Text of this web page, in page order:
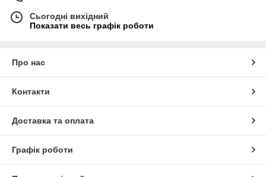
Сьогодні вихідний
Показати весь графік роботи
Про нас
Контакти
Доставка та оплата
Графік роботи